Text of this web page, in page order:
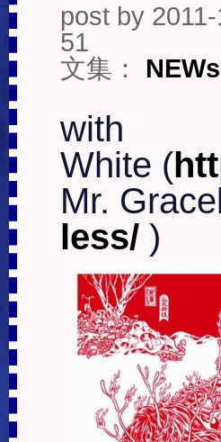
post by
51
文集： NEWs
with
White (
Mr.
less/ )